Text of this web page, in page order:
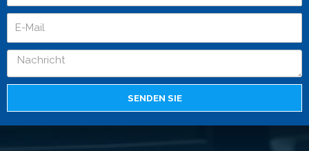
SENDEN SIE